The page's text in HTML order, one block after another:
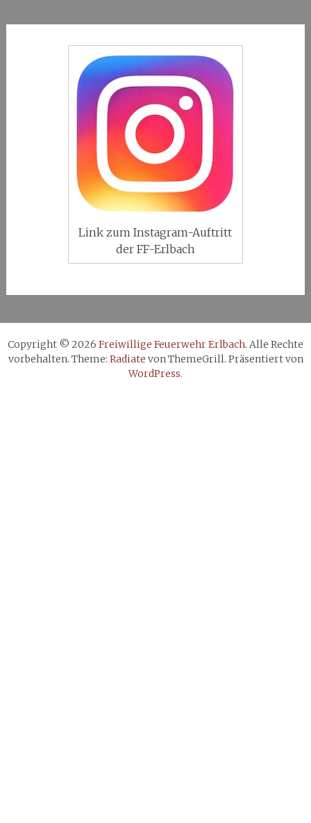
Link zum Instagram-Auftritt
der FF-Erlbach
Copyright © 2026 Freiwillige Feuerwehr Erlbach. Alle Rechte
vorbehalten. Theme: Radiate von ThemeGrill. Präsentiert von
WordPress.